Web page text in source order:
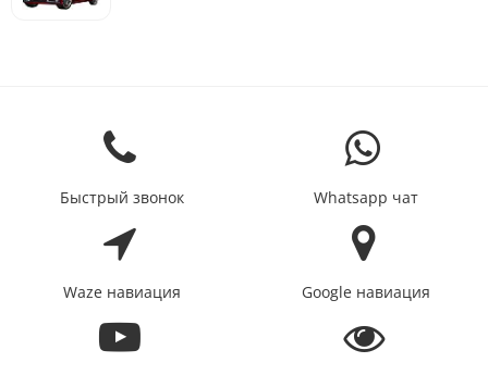
Быстрый звонок Whatsapp чат
Waze навиация Google навиация